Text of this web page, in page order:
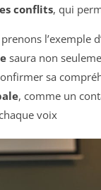
conflits, qui
l’exemple
saura non
sa
, comme un
voix